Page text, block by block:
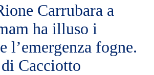
Carrubara a
ha illuso i
l’emergenza fogne.
Cacciotto